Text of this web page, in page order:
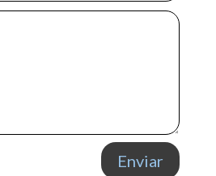
Enviar